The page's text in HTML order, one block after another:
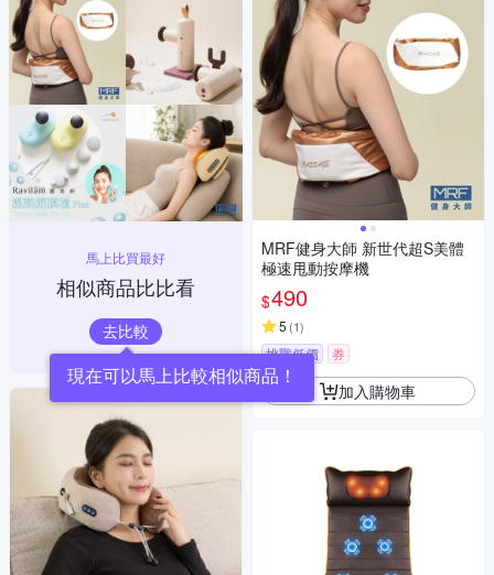
馬上比買最好
相似商品比比看
去比較
現在可以馬上比較相似商品！
MRF健身大師 新世代超S美體
極速甩動按摩機
$490
5 (1)
挑戰低價 券
加入購物車